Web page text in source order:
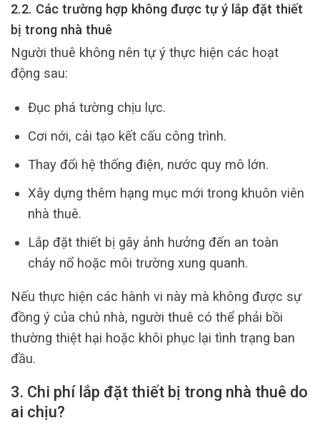
2.2. Các trường hợp không được tự ý lắp đặt thiết
bị trong nhà thuê
Người thuê không nên tự ý thực hiện các hoạt
động sau:
Đục phá tường chịu lực.
Cơi nới, cải tạo kết cấu công trình.
Thay đổi hệ thống điện, nước quy mô lớn.
Xây dựng thêm hạng mục mới trong khuôn viên
nhà thuê.
Lắp đặt thiết bị gây ảnh hưởng đến an toàn
cháy nổ hoặc môi trường xung quanh.
Nếu thực hiện các hành vi này mà không được sự
đồng ý của chủ nhà, người thuê có thể phải bồi
thường thiệt hại hoặc khôi phục lại tình trạng ban
đầu.
3. Chi phí lắp đặt thiết bị trong nhà thuê do
ai chịu?